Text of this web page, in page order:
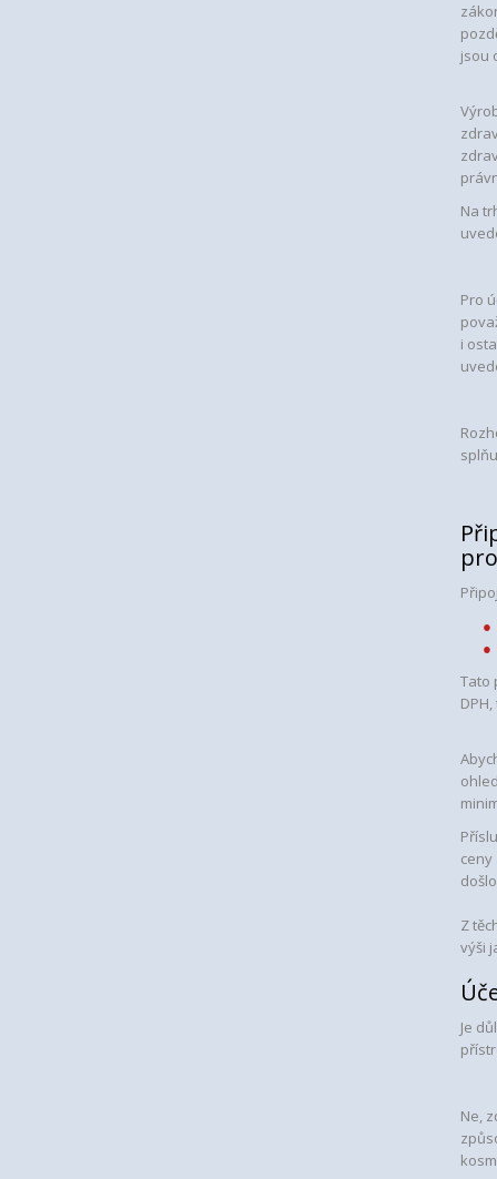
jsou
Na
Pro
i
Tato
Z
výši
Je
Ne,